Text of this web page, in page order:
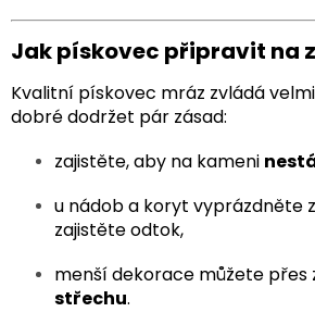
Jak pískovec připravit na
Kvalitní pískovec mráz zvládá
dobré dodržet pár zásad:
zajistěte, aby na kameni
u nádob a koryt vyprázdněte
zajistěte odtok,
menší dekorace můžete přes
střechu.